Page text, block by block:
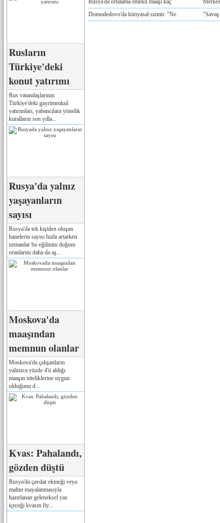
Rusların
Türkiye'deki
konut yatırımı
Rus vatandaşlarının
Türkiye'deki gayrimenkul
yatırımları, yabancılara yönelik
kuralların son yılla...
Rusya'da yalnız
yaşayanların
sayısı
Rusya'da tek kişiden oluşan
hanelerin sayısı hızla artarken
uzmanlar bu eğilimin doğum
oranlarını daha da aş...
Moskova'da
maaşından
memnun olanlar
Moskova'da çalışanların
yalnızca yüzde 4'ü aldığı
maaşın niteliklerine uygun
olduğunu d...
Kvas: Pahalandı,
gözden düştü
Rusya'da çavdar ekmeği veya
maltın mayalanmasıyla
hazırlanan geleneksel yaz
içeceği kvasın fiy...
Rusya'da ortalama emekli maaşı kaç
Domodedovo'da kimyasal sızıntı: "Ne